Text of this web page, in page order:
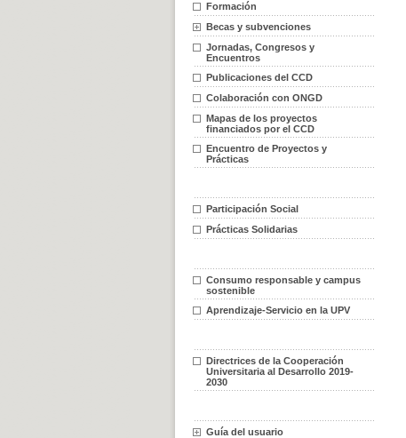
Formación
Becas y subvenciones
Jornadas, Congresos y
Encuentros
Publicaciones del CCD
Colaboración con ONGD
Mapas de los proyectos
financiados por el CCD
Encuentro de Proyectos y
Prácticas
Participación Social
Prácticas Solidarias
Consumo responsable y campus
sostenible
Aprendizaje-Servicio en la UPV
Directrices de la Cooperación
Universitaria al Desarrollo 2019-
2030
Guía del usuario